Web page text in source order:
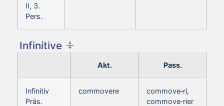
II, 3.
Pers.
Infinitive
Akt. Pass.
Infinitiv
Präs.
commovere
commove‑ri,
commove‑rier